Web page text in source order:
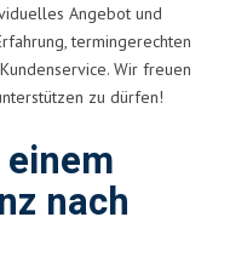
Angebot und
termingerechten
Wir freuen
zu dürfen!
nach